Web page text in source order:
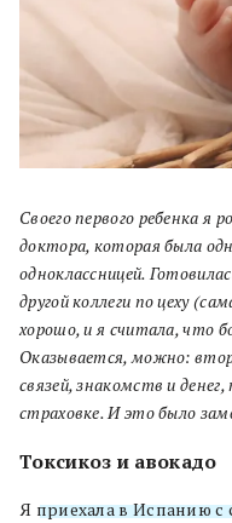
Своего первого ребенка я
доктора, которая была
одноклассницей.
другой коллеги по цеху
хорошо, и я считала, что
Оказывается, можно:
связей, знакомств и
страховке. И это было
Токсикоз и авокадо
Я приехала в Испанию